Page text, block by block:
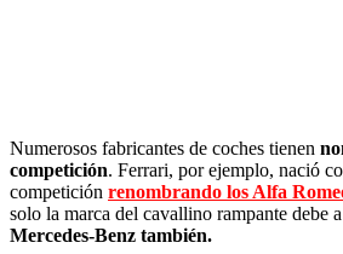
Numerosos fabricantes de coches tienen
competición. Ferrari, por ejemplo, nació
competición renombrando los Alfa
solo la marca del cavallino rampante debe
Mercedes-Benz también.